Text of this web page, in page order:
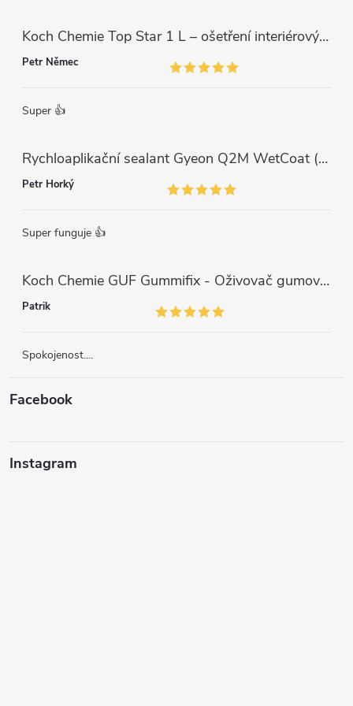
Koch Chemie Top Star 1 L – ošetření interiérových plastů, ochrana a matný vzhled
Petr Němec
Super 👍
Rychloaplikační sealant Gyeon Q2M WetCoat (1 L)
Petr Horký
Super funguje 👍
Koch Chemie GUF Gummifix - Oživovač gumových koberců (1000ml)
Patrik
Spokojenost....
Facebook
Instagram